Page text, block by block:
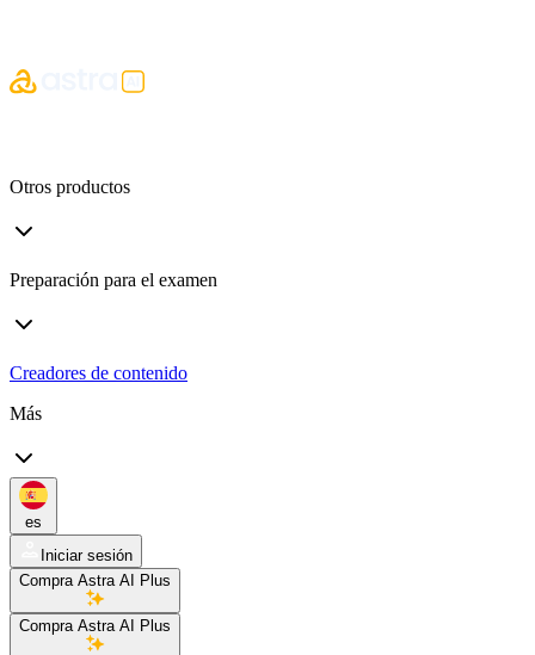
Otros productos
Preparación para el examen
Creadores de contenido
Más
es
Iniciar sesión
Compra Astra AI Plus
Compra Astra AI Plus